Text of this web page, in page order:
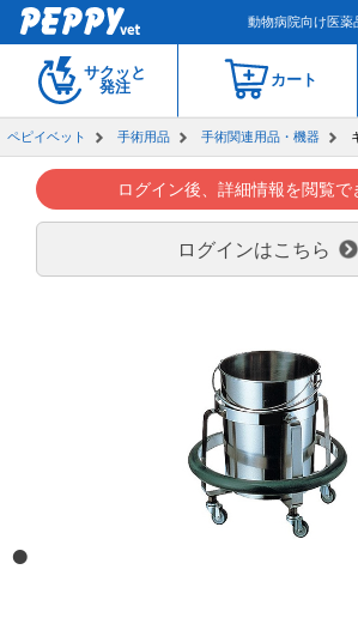
動物病院向け医薬
サクッと
発注
カート
ペピイベット 手術用品 手術関連用品・機器
ログイン後、詳細情報を閲覧
ログインはこちら